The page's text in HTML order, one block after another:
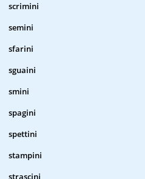
scrimini
semini
sfarini
sguaini
smini
spagini
spettini
stampini
strascini